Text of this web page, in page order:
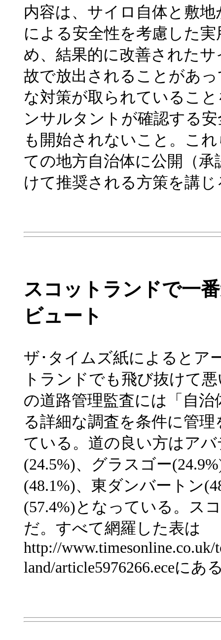
内容は、サイロ自体と敷
による安全性を考慮した
め、結果的に改善された
故で放出されることがあ
な対策が取られているこ
ンサルタントが確認する
も開始されないこと。こ
ての地方自治体に公開（
けて推奨される方策を講
スコットランドで一
ビュート
ザ･タイムズ紙によるとア
トランドでも飛び抜けて
の道路管理監査には「自
る詳細な調査を条件に管
ている。道の良い方はア
(24.5%)、グラスゴー
(48.1%)、東ダンバートン
(57.4%)となっている。ス
だ。すべて網羅した表は
http://www.timesonline.co.uk/
land/article5976266.eceにあ